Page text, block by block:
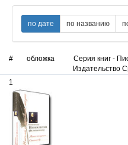
# обложка
Серия книг -
Издательство
1